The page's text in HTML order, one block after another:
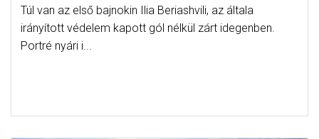
Túl van az első bajnokin Ilia Beriashvili, az általa
irányított védelem kapott gól nélkül zárt idegenben.
Portré nyári i...